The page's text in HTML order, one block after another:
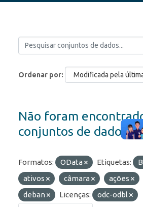
Ordenar por
Não foram
conjuntos de dados
Formatos: OData Etiquetas:
ativos
câmara ações
deban
Licenças: odc-odbl